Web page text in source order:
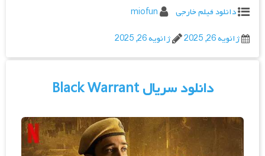
دانلود فیلم خارجی
miofun
ژانویه 26, 2025
ژانویه 26, 2025
دانلود سریال Black Warrant